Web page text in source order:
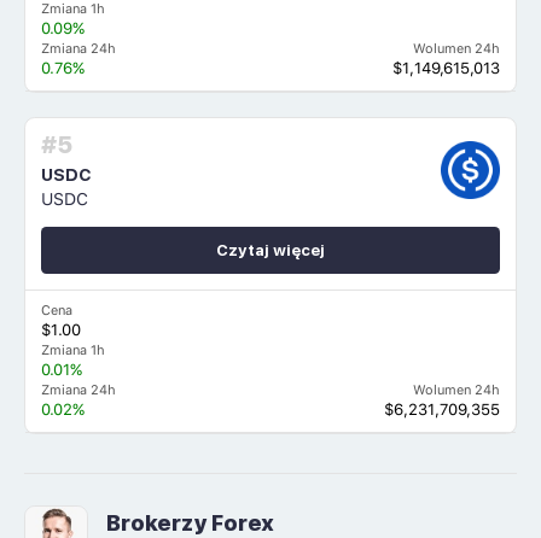
Zmiana 1h
0.09%
Zmiana 24h
0.76%
Wolumen 24h
$1,149,615,013
#5
USDC
USDC
Cena
$1.00
Zmiana 1h
0.01%
Zmiana 24h
0.02%
Wolumen 24h
$6,231,709,355
Czytaj więcej
Brokerzy Forex